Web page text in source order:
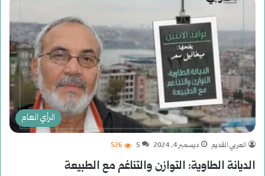
الرأي العام
العربي القديم ديسمبر 4, 2024 5
526
الديانة الطاوية: التوازن والتناغم مع الطبيعة